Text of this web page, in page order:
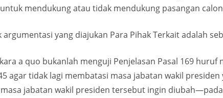
mendukung atau tidak mendukung pasangan
yang diajukan Para Pihak Terkait adalah
a quo bukanlah menguji Penjelasan Pasal 169
agar tidak lagi membatasi masa jabatan wakil
jabatan wakil presiden tersebut ingin